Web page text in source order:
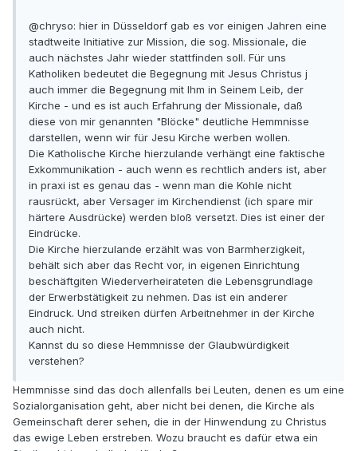
@chryso: hier in Düsseldorf gab es vor einigen Jahren eine
stadtweite Initiative zur Mission, die sog. Missionale, die
auch nächstes Jahr wieder stattfinden soll. Für uns
Katholiken bedeutet die Begegnung mit Jesus Christus j
auch immer die Begegnung mit Ihm in Seinem Leib, der
Kirche - und es ist auch Erfahrung der Missionale, daß
diese von mir genannten "Blöcke" deutliche Hemmnisse
darstellen, wenn wir für Jesu Kirche werben wollen.
Die Katholische Kirche hierzulande verhängt eine faktische
Exkommunikation - auch wenn es rechtlich anders ist, aber
in praxi ist es genau das - wenn man die Kohle nicht
rausrückt, aber Versager im Kirchendienst (ich spare mir
härtere Ausdrücke) werden bloß versetzt. Dies ist einer der
Eindrücke.
Die Kirche hierzulande erzählt was von Barmherzigkeit,
behält sich aber das Recht vor, in eigenen Einrichtung
beschäftgiten Wiederverheirateten die Lebensgrundlage
der Erwerbstätigkeit zu nehmen. Das ist ein anderer
Eindruck. Und streiken dürfen Arbeitnehmer in der Kirche
auch nicht.
Kannst du so diese Hemmnisse der Glaubwürdigkeit
verstehen?
Hemmnisse sind das doch allenfalls bei Leuten, denen es um eine
Sozialorganisation geht, aber nicht bei denen, die Kirche als
Gemeinschaft derer sehen, die in der Hinwendung zu Christus
das ewige Leben erstreben. Wozu braucht es dafür etwa ein